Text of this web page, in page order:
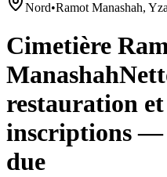
Nord•Ramot Manashah,
Cimetière
Manashah
restauration
inscriptions —
due